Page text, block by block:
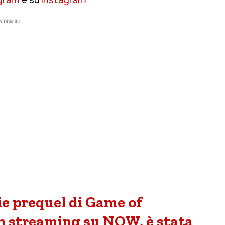
prequel di Game of
streaming su NOW, è stata